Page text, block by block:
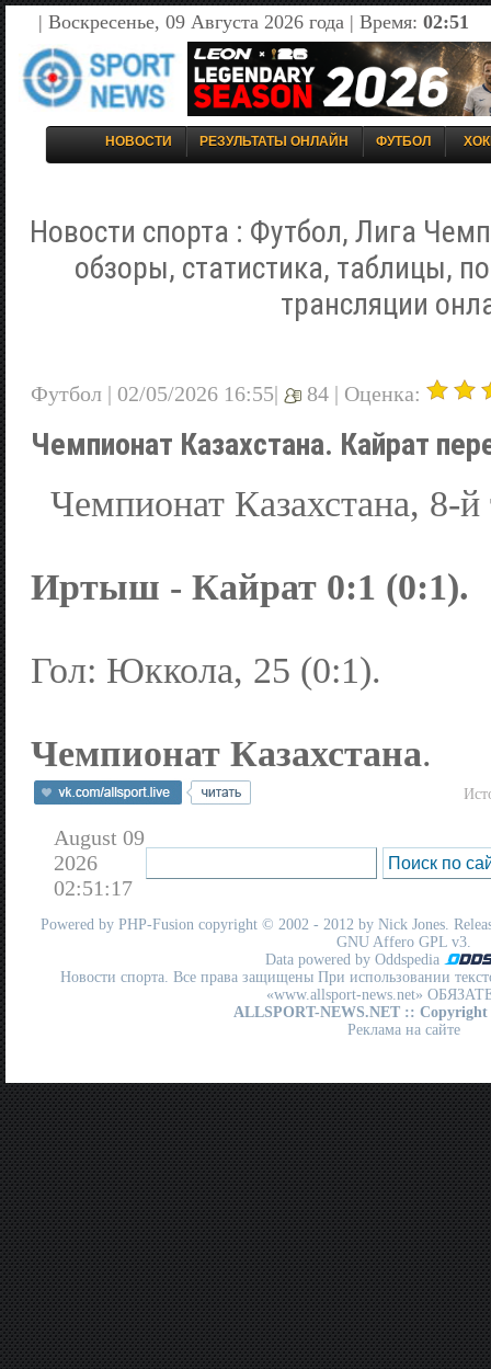
| Воскресенье, 09 Августа 2026 года | Время: 02:51
НОВОСТИ РЕЗУЛЬТАТЫ ОНЛАЙН ФУТБОЛ
Новости спорта : Футбол, Лига
обзоры, статистика, таблицы,
трансляции
Футбол | 02/05/2026 16:55| 84 | Оценка:
Чемпионат Казахстана. Кайрат
Чемпионат Казахстана, 8-й
Иртыш - Кайрат 0:1 (0:1).
Гол: Юккола, 25 (0:1).
Чемпионат Казахстана.
August 09
2026
02:51:17
Powered by PHP-Fusion copyright © 2002 - 2012 by Nick Jones.
GNU Affero GPL v3.
Data powered by Oddspedia
Новости спорта. Все права защищены При использовании
«www.allsport-news.net»
ALLSPORT-NEWS.NET :: Copyright
Реклама на сайте